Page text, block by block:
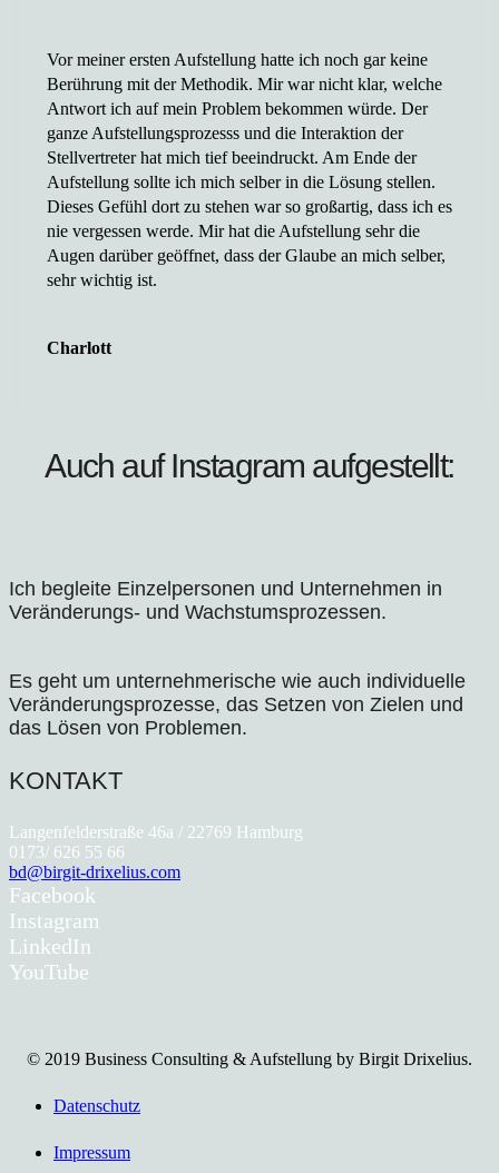
Vor meiner ersten Aufstellung hatte ich noch gar keine
Berührung mit der Methodik. Mir war nicht klar, welche
Antwort ich auf mein Problem bekommen würde. Der
ganze Aufstellungsprozesss und die Interaktion der
Stellvertreter hat mich tief beeindruckt. Am Ende der
Aufstellung sollte ich mich selber in die Lösung stellen.
Dieses Gefühl dort zu stehen war so großartig, dass ich es
nie vergessen werde. Mir hat die Aufstellung sehr die
Augen darüber geöffnet, dass der Glaube an mich selber,
sehr wichtig ist.
Charlott
Auch auf Instagram aufgestellt:
Ich begleite Einzelpersonen und Unternehmen in
Veränderungs- und Wachstumsprozessen.
Es geht um unternehmerische wie auch individuelle
Veränderungsprozesse, das Setzen von Zielen und
das Lösen von Problemen.
KONTAKT
Langenfelderstraße 46a / 22769 Hamburg
0173/ 626 55 66
bd@birgit-drixelius.com
Facebook
Instagram
LinkedIn
YouTube
© 2019 Business Consulting & Aufstellung by Birgit Drixelius.
Datenschutz
Impressum